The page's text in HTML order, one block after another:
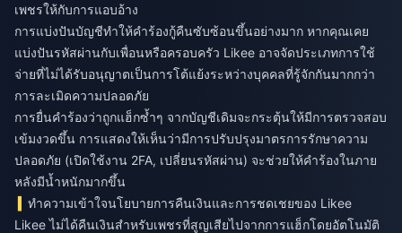
เพชรให้กับการแอบอ้าง
การแบ่งปันบัญชีทำให้คำร้องกู้คืนซับซ้อนขึ้นอย่างมาก หากคุณเคย
แบ่งปันรหัสผ่านกับเพื่อนหรือครอบครัว Likee อาจจัดประเภทการใช้
จ่ายที่ไม่ได้รับอนุญาตเป็นการโต้แย้งระหว่างบุคคลที่รู้จักกันมากกว่า
การละเมิดความปลอดภัย
การยื่นคำร้องว่าถูกแฮ็กซ้ำๆ จากบัญชีเดิมจะกระตุ้นให้มีการตรวจสอบ
เข้มงวดขึ้น การแสดงให้เห็นว่ามีการปรับปรุงมาตรการรักษาความ
ปลอดภัย (เปิดใช้งาน 2FA, เปลี่ยนรหัสผ่าน) จะช่วยให้คำร้องในภาย
หลังมีน้ำหนักมากขึ้น
ทำความเข้าใจนโยบายการคืนเงินและการชดเชยของ Likee
Likee ไม่ได้คืนเงินสำหรับเพชรที่สูญเสียไปจากการแฮ็กโดยอัตโนมัติ